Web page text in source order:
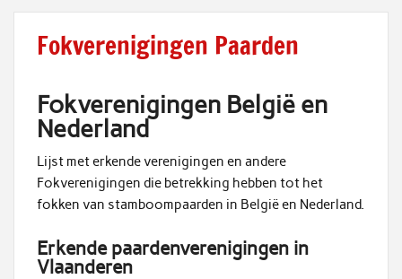
Fokverenigingen Paarden
Fokverenigingen België en
Nederland
Lijst met erkende verenigingen en andere
Fokverenigingen die betrekking hebben tot het
fokken van stamboompaarden in België en Nederland.
Erkende paardenverenigingen in
Vlaanderen